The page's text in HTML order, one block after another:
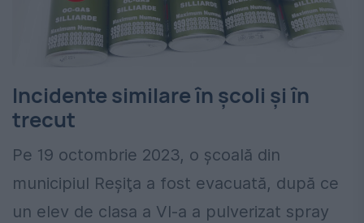
Incidente similare în școli și în
trecut
Pe 19 octombrie 2023, o școală din
municipiul Reşiţa a fost evacuată, după ce
un elev de clasa a VI-a a pulverizat spray